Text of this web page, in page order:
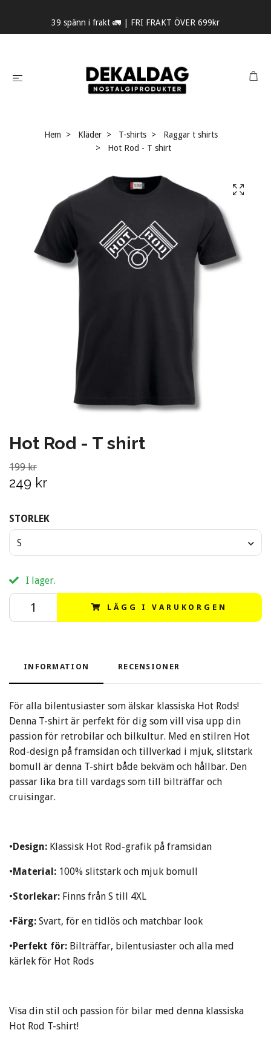
39 spänn i frakt 🚛 | FRI FRAKT ÖVER 699kr
Hem Kläder T-shirts
Raggar t shirts
Hot Rod - T shirt
Hot Rod - T shirt
199 kr
249 kr
STORLEK
S
I lager.
LÄGG I VARUKORGEN
INFORMATION RECENSIONER
För alla bilentusiaster som älskar klassiska Hot Rods!
Denna T-shirt är perfekt för dig som vill visa upp din
passion för retrobilar och bilkultur. Med en stilren Hot
Rod-design på framsidan och tillverkad i mjuk, slitstark
bomull är denna T-shirt både bekväm och hållbar. Den
passar lika bra till vardags som till bilträffar och
cruisingar.
•Design: Klassisk Hot Rod-grafik på framsidan
•Material: 100% slitstark och mjuk bomull
•Storlekar: Finns från S till 4XL
•Färg: Svart, för en tidlös och matchbar look
•Perfekt för: Bilträffar, bilentusiaster och alla med
kärlek för Hot Rods
Visa din stil och passion för bilar med denna klassiska
Hot Rod T-shirt!